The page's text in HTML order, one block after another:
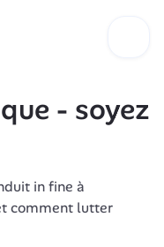
- soyez
in fine à
comment lutter